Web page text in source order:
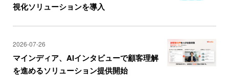
視化ソリューションを導入
2026-07-26
マインディア、AIインタビューで顧客理解
を進めるソリューション提供開始